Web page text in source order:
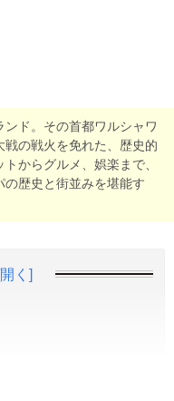
ンド。その首都ワルシャワ
の戦火を免れた、歴史的
からグルメ、娯楽まで、
歴史と街並みを堪能す
く]